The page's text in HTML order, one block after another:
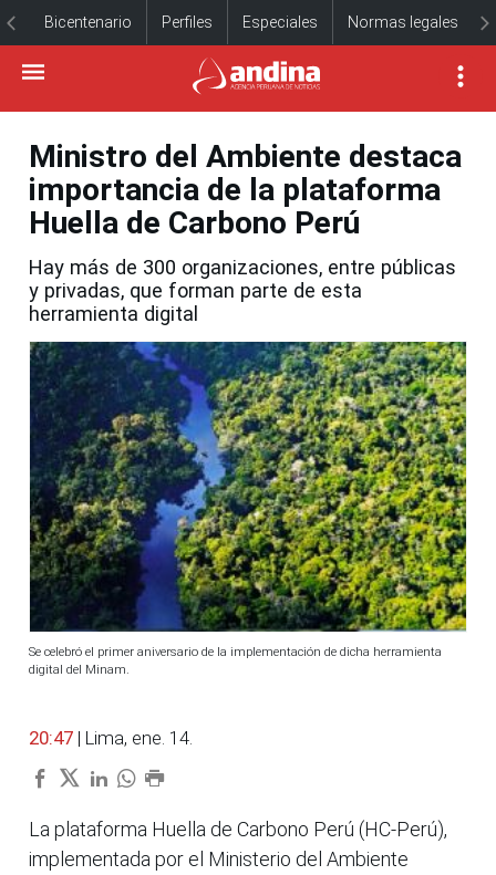
Bicentenario Perfiles Especiales Normas legales
Ministro del Ambiente destaca
importancia de la plataforma
Huella de Carbono Perú
Hay más de 300 organizaciones, entre públicas
y privadas, que forman parte de esta
herramienta digital
Se celebró el primer aniversario de la implementación de dicha herramienta
digital del Minam.
20:47 | Lima, ene. 14.
La plataforma Huella de Carbono Perú (HC-Perú),
implementada por el Ministerio del Ambiente